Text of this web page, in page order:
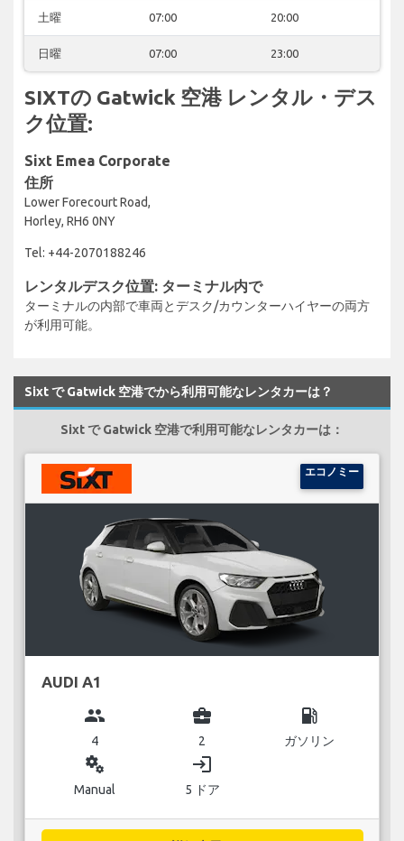
土曜 07:00 20:00
日曜 07:00 23:00
SIXTの Gatwick 空港 レンタル・デス
ク位置:
Sixt Emea Corporate
住所
Lower Forecourt Road,
Horley, RH6 0NY
Tel: +44-2070188246
レンタルデスク位置: ターミナル内で
ターミナルの内部で車両とデスク/カウンターハイヤーの両方
が利用可能。
Sixt で Gatwick 空港でから利用可能なレンタカーは？
Sixt で Gatwick 空港で利用可能なレンタカーは：
エコノミー
AUDI A1
group
4
business_center
2
local_gas_station
ガソリン
miscellaneous_services
Manual
login
5 ドア